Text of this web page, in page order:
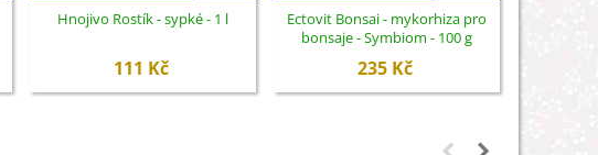
Hnojivo Rostík - sypké - 1 l
111 Kč
Ectovit Bonsai - mykorhiza pro
bonsaje - Symbiom - 100 g
235 Kč